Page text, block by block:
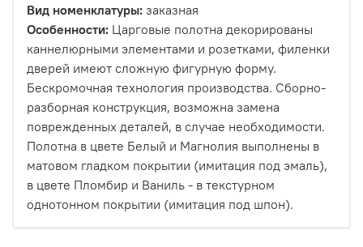
Вид номенклатуры: заказная
Особенности: Царговые полотна декорированы
каннелюрными элементами и розетками, филенки
дверей имеют сложную фигурную форму.
Бескромочная технология производства. Сборно-
разборная конструкция, возможна замена
поврежденных деталей, в случае необходимости.
Полотна в цвете Белый и Магнолия выполнены в
матовом гладком покрытии (имитация под эмаль),
в цвете Пломбир и Ваниль - в текстурном
однотонном покрытии (имитация под шпон).